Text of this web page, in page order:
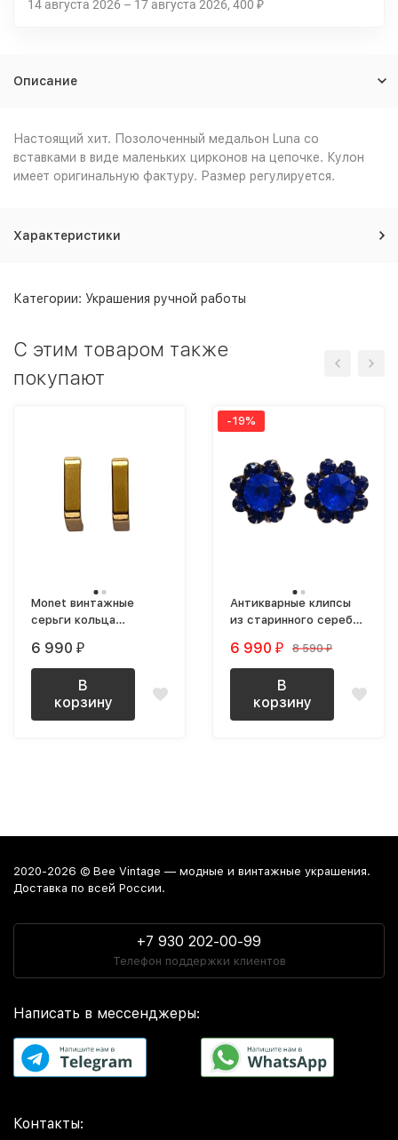
14 августа 2026 – 17 августа 2026 400 ₽
Описание
Настоящий хит. Позолоченный медальон Luna со
вставками в виде маленьких цирконов на цепочке. Кулон
имеет оригинальную фактуру. Размер регулируется.
Характеристики
Категории: Украшения ручной работы
C этим товаром также
покупают
Monet винтажные
серьги кольца
средние
6 990 ₽
В
корзину
-19%
Антикварные клипсы
из старинного серебра
6 990 ₽ 8 590 ₽
В
корзину
2020-2026 © Bee Vintage — модные и винтажные украшения.
Доставка по всей России.
+7 930 202-00-99
Телефон поддержки клиентов
Написать в мессенджеры:
Контакты: